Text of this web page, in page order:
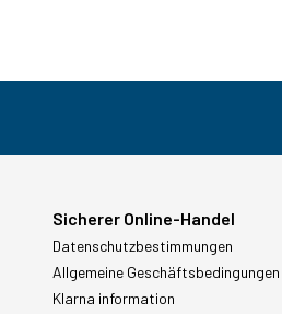
Sicherer Online-Handel
Datenschutzbestimmungen
Allgemeine Geschäftsbedingungen
Klarna information